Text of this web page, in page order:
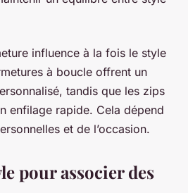
influence à la fois le style
à boucle offrent un
tandis que les zips
enfilage rapide. Cela dépend
et de l’occasion.
pour associer des